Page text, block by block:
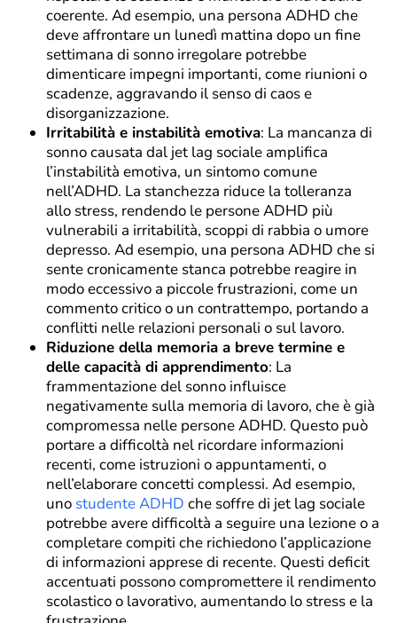
coerente. Ad esempio, una persona ADHD che
deve affrontare un lunedì mattina dopo un fine
settimana di sonno irregolare potrebbe
dimenticare impegni importanti, come riunioni o
scadenze, aggravando il senso di caos e
disorganizzazione.
Irritabilità e instabilità emotiva: La mancanza di
sonno causata dal jet lag sociale amplifica
l’instabilità emotiva, un sintomo comune
nell’ADHD. La stanchezza riduce la tolleranza
allo stress, rendendo le persone ADHD più
vulnerabili a irritabilità, scoppi di rabbia o umore
depresso. Ad esempio, una persona ADHD che si
sente cronicamente stanca potrebbe reagire in
modo eccessivo a piccole frustrazioni, come un
commento critico o un contrattempo, portando a
conflitti nelle relazioni personali o sul lavoro.
Riduzione della memoria a breve termine e
delle capacità di apprendimento: La
frammentazione del sonno influisce
negativamente sulla memoria di lavoro, che è già
compromessa nelle persone ADHD. Questo può
portare a difficoltà nel ricordare informazioni
recenti, come istruzioni o appuntamenti, o
nell’elaborare concetti complessi. Ad esempio,
uno studente ADHD che soffre di jet lag sociale
potrebbe avere difficoltà a seguire una lezione o a
completare compiti che richiedono l’applicazione
di informazioni apprese di recente. Questi deficit
accentuati possono compromettere il rendimento
scolastico o lavorativo, aumentando lo stress e la